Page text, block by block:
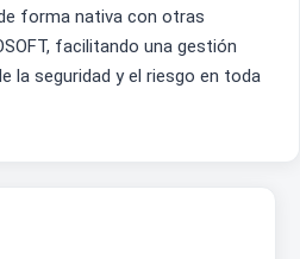
forma nativa con otras
facilitando una gestión
la seguridad y el riesgo en toda